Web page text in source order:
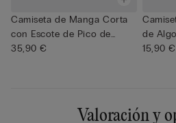
Camiseta de Manga Corta
con Escote de Pico de
Lino...
35,90 €
de
Elásti...
15,90 €
Valoración y